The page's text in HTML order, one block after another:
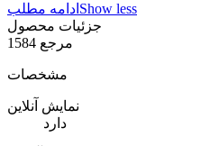
ادامه مطلب Show less
جزئیات محصول
مرجع 1584
مشخصات
نمایش آنلاین
دارد